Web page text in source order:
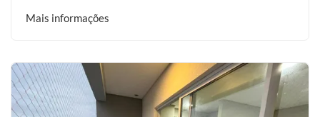
Mais informações